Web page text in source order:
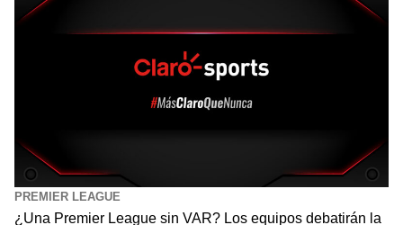
PREMIER LEAGUE
¿Una Premier League sin VAR? Los equipos debatirán la